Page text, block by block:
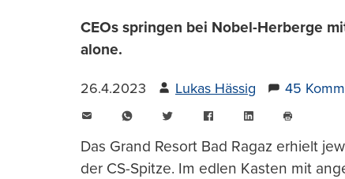
CEOs springen bei Nobel-Herberge
alone.
26.4.2023 Lukas Hässig 45
WhatsAppTwitter FacebookLinkedIn
drucken
Das Grand Resort Bad Ragaz erhielt
der CS-Spitze. Im edlen Kasten mit